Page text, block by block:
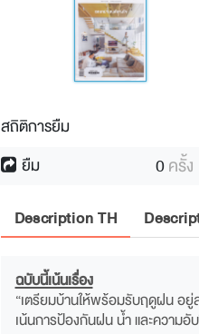
สถิติการยืม
ยืม
0ครั้ง
Description TH
ฉบับนี้เน้นเรื่อง
“เตรียมบ้านให้พร้อมรับฤดูฝน อ
เน้นการป้องกันฝน น้ำ และความอั